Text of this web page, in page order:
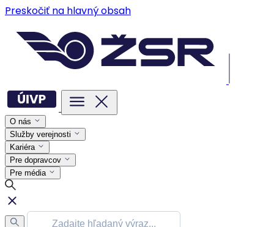
Preskočiť na hlavný obsah
O nás
Služby verejnosti
Kariéra
Pre dopravcov
Pre média